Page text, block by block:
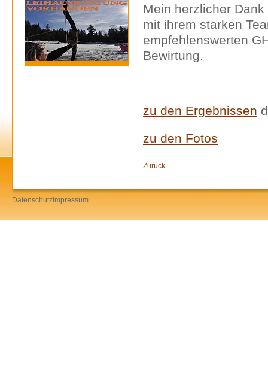
Mein herzlicher
mit ihrem starken
empfehlenswerten
Bewirtung.
zu den Ergebnissen
zu den Fotos
Zurück
Datenschutz Impressum